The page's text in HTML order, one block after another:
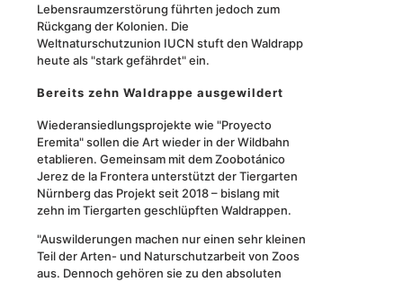
Lebensraumzerstörung führten jedoch zum
Rückgang der Kolonien. Die
Weltnaturschutzunion IUCN stuft den Waldrapp
heute als "stark gefährdet" ein.
Bereits zehn Waldrappe ausgewildert
Wiederansiedlungsprojekte wie "Proyecto
Eremita" sollen die Art wieder in der Wildbahn
etablieren. Gemeinsam mit dem Zoobotánico
Jerez de la Frontera unterstützt der Tiergarten
Nürnberg das Projekt seit 2018 – bislang mit
zehn im Tiergarten geschlüpften Waldrappen.
"Auswilderungen machen nur einen sehr kleinen
Teil der Arten- und Naturschutzarbeit von Zoos
aus. Dennoch gehören sie zu den absoluten